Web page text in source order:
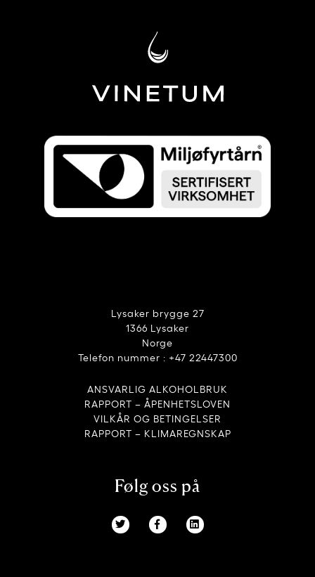
Lysaker brygge 27
1366 Lysaker
Norge
Telefon nummer : +47 22447300
ANSVARLIG ALKOHOLBRUK
RAPPORT – ÅPENHETSLOVEN
VILKÅR OG BETINGELSER
RAPPORT – KLIMAREGNSKAP
Følg oss på